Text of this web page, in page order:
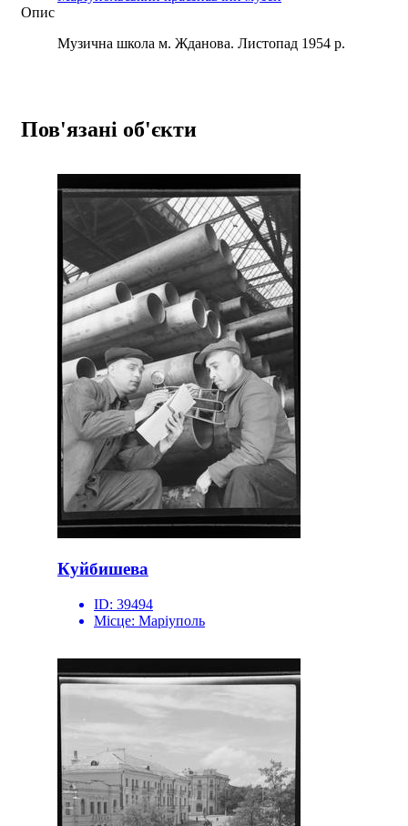
Опис
Музична школа м. Жданова. Листопад 1954 р.
Пов'язані об'єкти
Куйбишева
ID: 39494
Місце: Маріуполь